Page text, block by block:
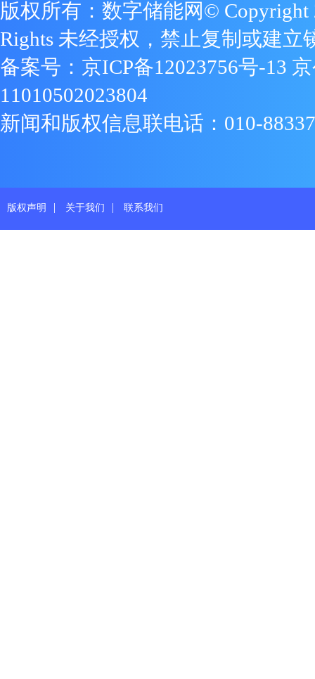
版权所有：数字储能网© Copyright
Rights 未经授权，禁止复制或建立
备案号： 京ICP备12023756号-13
11010502023804
新闻和版权信息联电话：010-
版权声明 | 关于我们 | 联系我们